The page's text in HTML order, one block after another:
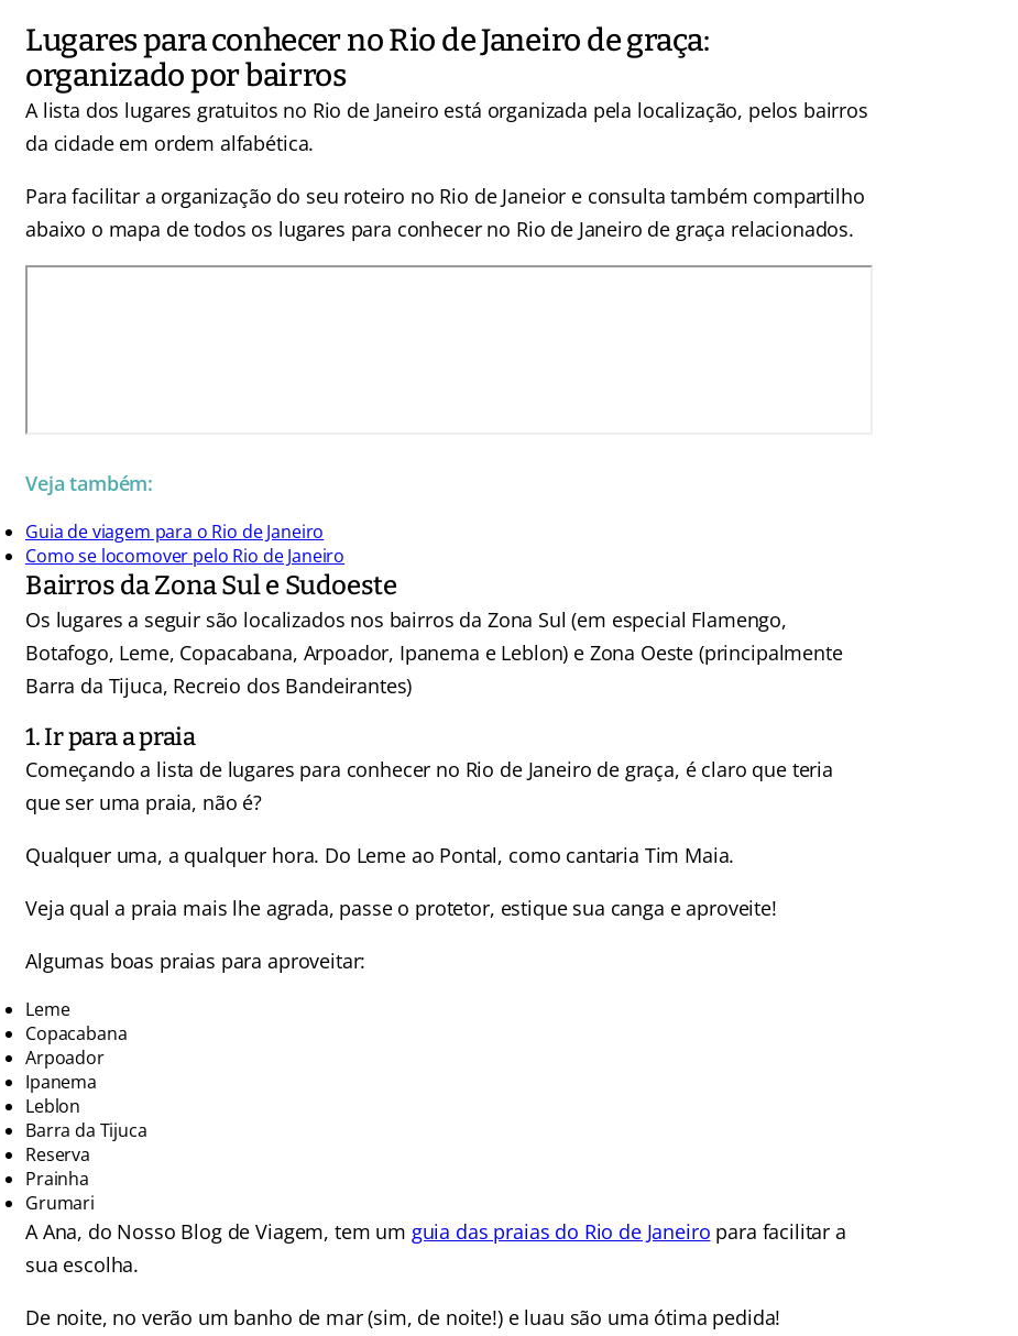
Lugares para conhecer no Rio de Janeiro de graça:
organizado por bairros
A lista dos lugares gratuitos no Rio de Janeiro está organizada pela localização, pelos bairros
da cidade em ordem alfabética.
Para facilitar a organização do seu roteiro no Rio de Janeior e consulta também compartilho
abaixo o mapa de todos os lugares para conhecer no Rio de Janeiro de graça relacionados.
Veja também:
Guia de viagem para o Rio de Janeiro
Como se locomover pelo Rio de Janeiro
Bairros da Zona Sul e Sudoeste
Os lugares a seguir são localizados nos bairros da Zona Sul (em especial Flamengo,
Botafogo, Leme, Copacabana, Arpoador, Ipanema e Leblon) e Zona Oeste (principalmente
Barra da Tijuca, Recreio dos Bandeirantes)
1. Ir para a praia
Começando a lista de lugares para conhecer no Rio de Janeiro de graça, é claro que teria
que ser uma praia, não é?
Qualquer uma, a qualquer hora. Do Leme ao Pontal, como cantaria Tim Maia.
Veja qual a praia mais lhe agrada, passe o protetor, estique sua canga e aproveite!
Algumas boas praias para aproveitar:
Leme
Copacabana
Arpoador
Ipanema
Leblon
Barra da Tijuca
Reserva
Prainha
Grumari
A Ana, do Nosso Blog de Viagem, tem um guia das praias do Rio de Janeiro para facilitar a
sua escolha.
De noite, no verão um banho de mar (sim, de noite!) e luau são uma ótima pedida!